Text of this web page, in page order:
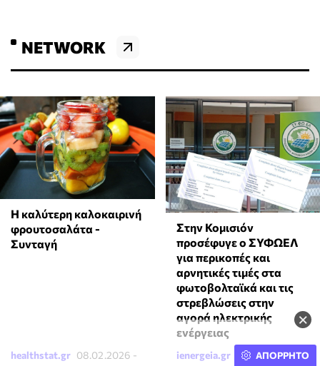
×
NETWORK
Η καλύτερη καλοκαιρινή
φρουτοσαλάτα -
Συνταγή
healthstat.gr 08.02.2026 -
Στην Κομισιόν
προσέφυγε ο ΣΥΦΩΕΛ
για περικοπές και
αρνητικές τιμές στα
φωτοβολταϊκά και τις
στρεβλώσεις στην
αγορά ηλεκτρικής
ενέργειας
ienergeia.gr
07.31.2026 -
ΑΠΟΡΡΗΤΟ